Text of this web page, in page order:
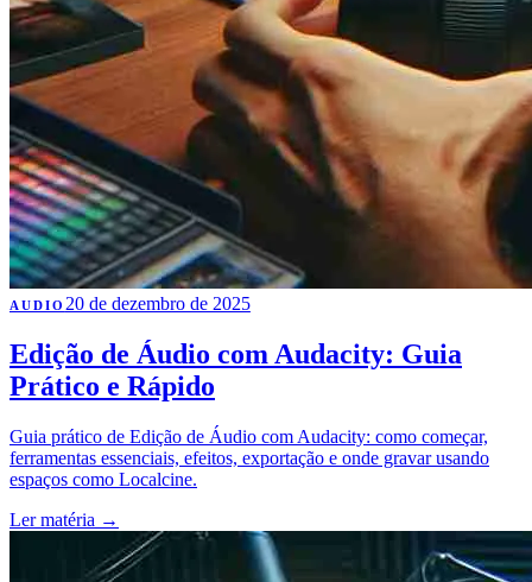
AUDIO 20 de dezembro de 2025
Edição de Áudio com Audacity: Guia
Prático e Rápido
Guia prático de Edição de Áudio com Audacity: como começar,
ferramentas essenciais, efeitos, exportação e onde gravar usando
espaços como Localcine.
Ler matéria →